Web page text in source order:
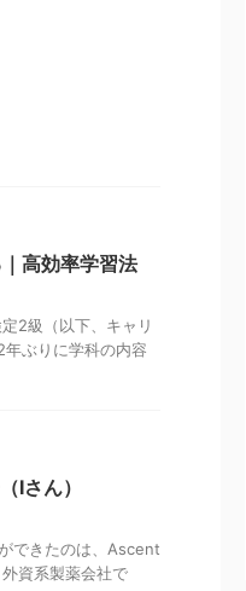
高効率学習法
2級（以下、キャリ
ぶりに学科の内容
Iさん）
できたのは、Ascent
資系製薬会社で